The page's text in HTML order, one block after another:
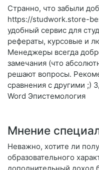
Странно, что забыли
https://studwork.store-
удобный сервис для
рефераты, курсовые и
Менеджеры всегда
замечания (что
решают вопросы.
сравнения с другими ;)
Word Эпистемология
Мнение
Неважно, хотите ли
образовательного